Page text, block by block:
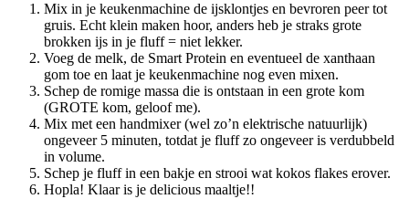
Mix in je keukenmachine de ijsklontjes en bevroren peer tot
gruis. Echt klein maken hoor, anders heb je straks grote
brokken ijs in je fluff = niet lekker.
Voeg de melk, de Smart Protein en eventueel de xanthaan
gom toe en laat je keukenmachine nog even mixen.
Schep de romige massa die is ontstaan in een grote kom
(GROTE kom, geloof me).
Mix met een handmixer (wel zo’n elektrische natuurlijk)
ongeveer 5 minuten, totdat je fluff zo ongeveer is verdubbeld
in volume.
Schep je fluff in een bakje en strooi wat kokos flakes erover.
Hopla! Klaar is je delicious maaltje!!